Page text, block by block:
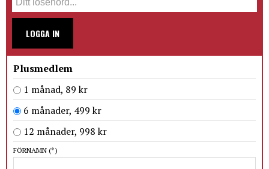
LOGGA IN
Plusmedlem
1 månad, 89 kr
6 månader, 499 kr
12 månader, 998 kr
FÖRNAMN (*)